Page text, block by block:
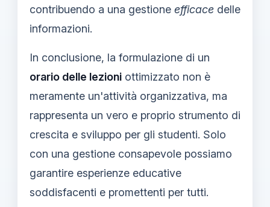
contribuendo a una gestione efficace delle
informazioni.
In conclusione, la formulazione di un
orario delle lezioni ottimizzato non è
meramente un'attività organizzativa, ma
rappresenta un vero e proprio strumento di
crescita e sviluppo per gli studenti. Solo
con una gestione consapevole possiamo
garantire esperienze educative
soddisfacenti e promettenti per tutti.